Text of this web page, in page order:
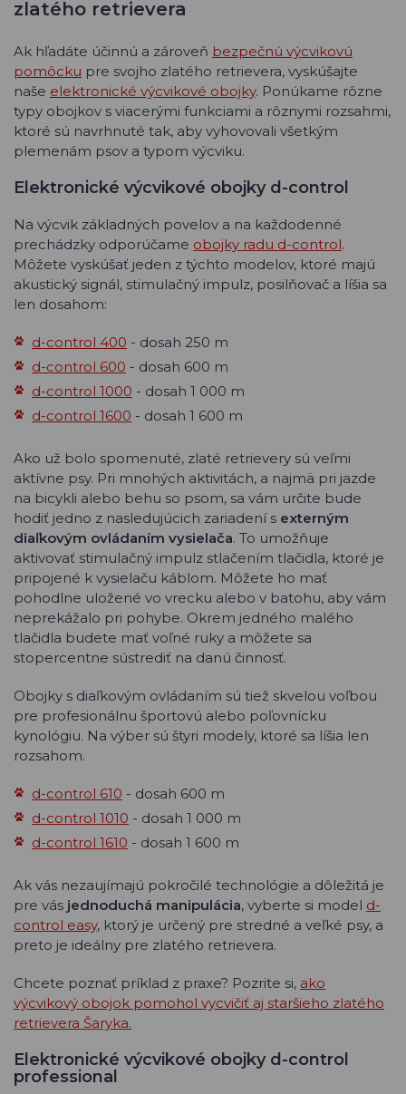
zlatého retrievera
Ak hľadáte účinnú a zároveň bezpečnú výcvikovú
pomôcku pre svojho zlatého retrievera, vyskúšajte
naše elektronické výcvikové obojky. Ponúkame rôzne
typy obojkov s viacerými funkciami a rôznymi rozsahmi,
ktoré sú navrhnuté tak, aby vyhovovali všetkým
plemenám psov a typom výcviku.
Elektronické výcvikové obojky d-control
Na výcvik základných povelov a na každodenné
prechádzky odporúčame obojky radu d-control.
Môžete vyskúšať jeden z týchto modelov, ktoré majú
akustický signál, stimulačný impulz, posilňovač a líšia sa
len dosahom:
d-control 400 - dosah 250 m
d-control 600 - dosah 600 m
d-control 1000 - dosah 1 000 m
d-control 1600 - dosah 1 600 m
Ako už bolo spomenuté, zlaté retrievery sú veľmi
aktívne psy. Pri mnohých aktivitách, a najmä pri jazde
na bicykli alebo behu so psom, sa vám určite bude
hodiť jedno z nasledujúcich zariadení s externým
diaľkovým ovládaním vysielača. To umožňuje
aktivovať stimulačný impulz stlačením tlačidla, ktoré je
pripojené k vysielaču káblom. Môžete ho mať
pohodlne uložené vo vrecku alebo v batohu, aby vám
neprekážalo pri pohybe. Okrem jedného malého
tlačidla budete mať voľné ruky a môžete sa
stopercentne sústrediť na danú činnosť.
Obojky s diaľkovým ovládaním sú tiež skvelou voľbou
pre profesionálnu športovú alebo poľovnícku
kynológiu. Na výber sú štyri modely, ktoré sa líšia len
rozsahom.
d-control 610 - dosah 600 m
d-control 1010 - dosah 1 000 m
d-control 1610 - dosah 1 600 m
Ak vás nezaujímajú pokročilé technológie a dôležitá je
pre vás jednoduchá manipulácia, vyberte si model d-
control easy, ktorý je určený pre stredné a veľké psy, a
preto je ideálny pre zlatého retrievera.
Chcete poznať príklad z praxe? Pozrite si, ako
výcvikový obojok pomohol vycvičiť aj staršieho zlatého
retrievera Šaryka.
Elektronické výcvikové obojky d-control
professional